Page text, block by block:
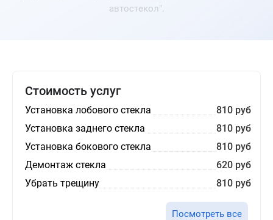
автостекол".
Стоимость услуг
Установка лобового стекла
810 руб
Установка заднего стекла
810 руб
Установка бокового стекла
810 руб
Демонтаж стекла
620 руб
Убрать трещину
810 руб
Посмотреть все